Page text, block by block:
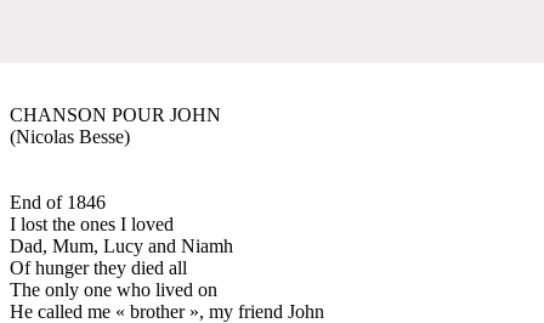
CHANSON POUR JOHN
(Nicolas Besse)
End of 1846
I lost the ones I loved
Dad, Mum, Lucy and Niamh
Of hunger they died all
The only one who lived on
He called me « brother », my friend John